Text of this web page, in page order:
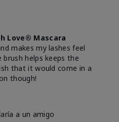
Love® Mascara
makes my lashes feel
helps keeps the
that it would come in a
though!
a un amigo